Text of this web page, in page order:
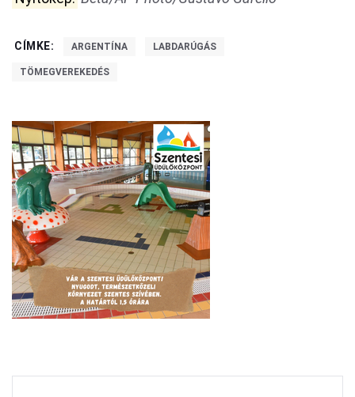
CÍMKE: ARGENTÍNA LABDARÚGÁS
TÖMEGVEREKEDÉS